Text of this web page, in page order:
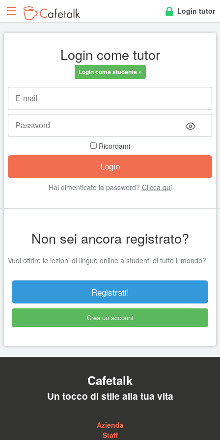
Login tutor
Login come tutor
Login come studente »
Ricordami
Hai dimenticato la password? Clicca qui
Non sei ancora registrato?
Vuoi offrire le lezioni di lingue online a studenti di tutto il mondo?
Registrati!
Crea un account
Cafetalk
Un tocco di stile alla tua vita
Azienda
Staff